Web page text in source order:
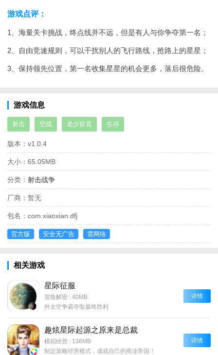
游戏点评：
1、海量关卡挑战，终点线并不远，但是有人与你争夺第一名；
2、自由竞速规则，可以干扰别人的飞行路线，抢路上的星星；
3、保持领先位置，第一名收集星星的机会更多，落后很危险。
游戏信息
射击 空战 老少皆宜 生存
版本： v1.0.4
大小： 65.05MB
分类： 射击战争
厂商： 暂无
包名： com.xiaoxian.dfj
官方版 安全无广告 需网络
相关游戏
星际征服
冒险解密 | 40MB
外太空争霸夺取最终胜利
详情
趣炫星际起源之原来是总裁
模拟经营 | 136MB
制定策略经营模式，成就自己的商业帝国！
详情